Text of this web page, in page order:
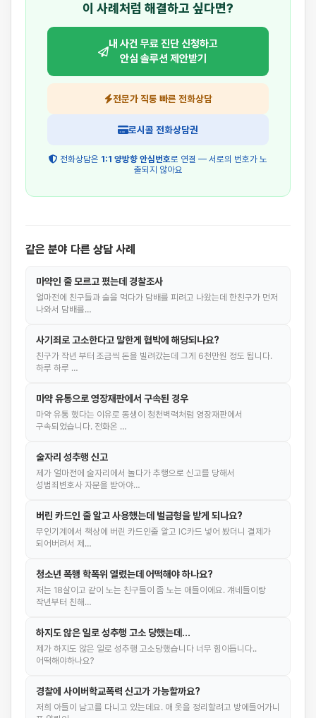
이 사례처럼 해결하고 싶다면?
내 사건 무료 진단 신청하고
안심 솔루션 제안받기
전문가 직통 빠른 전화상담
로시콜 전화상담권
전화상담은 1:1 양방향 안심번호로 연결 — 서로의 번호가 노
출되지 않아요
같은 분야 다른 상담 사례
마약인 줄 모르고 폈는데 경찰조사
얼마전에 친구들과 술을 먹다가 담배를 피려고 나왔는데 한친구가 먼저
나와서 담배를…
사기죄로 고소한다고 말한게 협박에 해당되나요?
친구가 작년 부터 조금씩 돈을 빌려갔는데 그게 6천만원 정도 됩니다.
하루 하루 …
마약 유통으로 영장재판에서 구속된 경우
마약 유통 했다는 이유로 동생이 청천벽력처럼 영장재판에서
구속되었습니다. 전화온 …
술자리 성추행 신고
제가 얼마전에 술자리에서 놀다가 추행으로 신고를 당해서
성범죄변호사 자문을 받아야…
버린 카드인 줄 알고 사용했는데 벌금형을 받게 되나요?
무인기계에서 책상에 버린 카드인줄 알고 IC카드 넣어 봤더니 결제가
되어버려서 제…
청소년 폭행 학폭위 열렸는데 어떡해야 하나요?
저는 18살이고 같이 노는 친구들이 좀 노는 애들이에요. 걔네들이랑
작년부터 친해…
하지도 않은 일로 성추행 고소 당했는데...
제가 하지도 않은 일로 성추행 고소당했습니다 너무 힘이듭니다..
어떡해야하나요?
경찰에 사이버학교폭력 신고가 가능할까요?
저희 아들이 남고를 다니고 있는데요. 애 옷을 정리할려고 방에들어가니